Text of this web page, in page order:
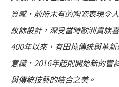
質感，前所未有的陶瓷表現令
紋飾設計，深受當時歐洲貴族
400年以來，有田燒傳統與革
意識，2016年起則開始新的嘗
與傳統技藝的結合之美。